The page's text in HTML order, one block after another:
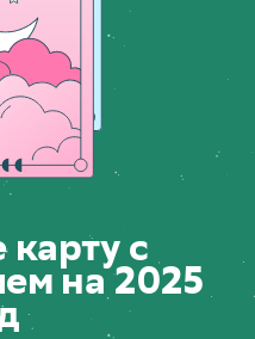
с
на 2025